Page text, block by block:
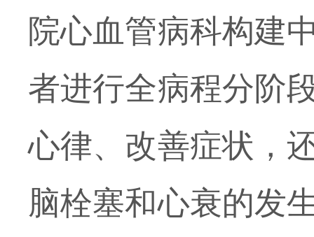
院心血管病科构建
者进行全病程分阶
心律、改善症状，
脑栓塞和心衰的发